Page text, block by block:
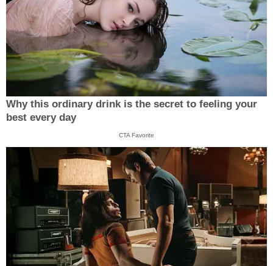
Why this ordinary drink is the secret to feeling your
best every day
CTA Favorite